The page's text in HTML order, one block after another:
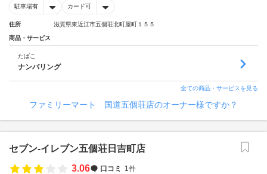
駐車場有 カード可
住所 滋賀県東近江市五個荘北町屋町１５５
商品・サービス
たばこ
ナンバリング
全ての商品・サービスを見る
ファミリーマート 国道五個荘店のオーナー様ですか？
セブン‐イレブン五個荘日吉町店
3.06
口コミ 1件